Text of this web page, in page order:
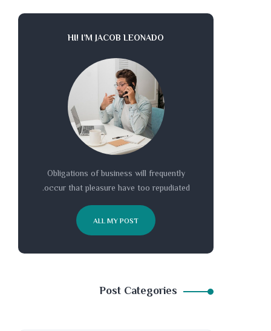
HI! I’M JACOB LEONADO
Obligations of business will frequently
occur that pleasure have too repudiated.
ALL MY POST
Post Categories